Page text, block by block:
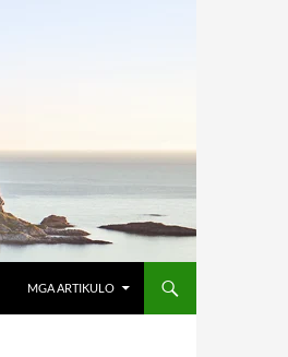
MGA ARTIKULO